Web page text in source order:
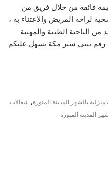
فائقة من خلال فريق من
لراحة المريض والاعتناء به ،
الناحية الطبية والمهنية
، رقم بيبي ستر مكة يسهل عليكم
منزلية بالشهر المدينة المنورة, شغالات
المدينة المنورة